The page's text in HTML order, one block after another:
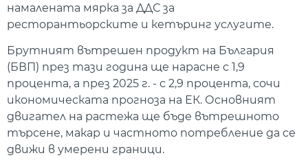
намалената мярка за ДДС за
ресторантьорските и кетъринг услугите.
Брутният вътрешен продукт на България
(БВП) през тази година ще нарасне с 1,9
процента, а през 2025 г. - с 2,9 процента, сочи
икономическата прогноза на ЕК. Основният
двигател на растежа ще бъде вътрешното
търсене, макар и частното потребление да се
движи в умерени граници.